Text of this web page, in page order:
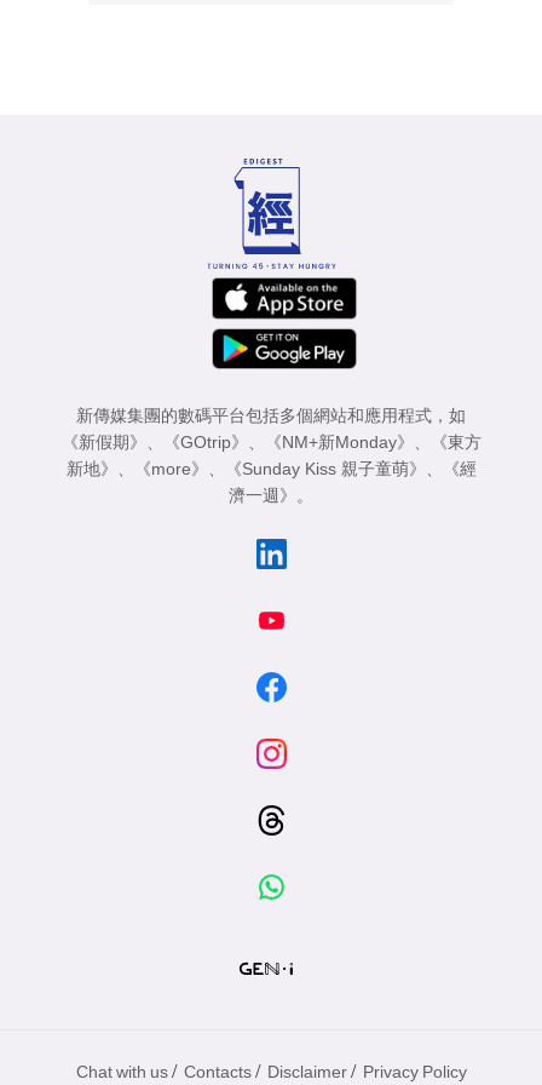
新傳媒集團的數碼平台包括多個網站和應用程式，如
《新假期》
《GOtrip》 《NM+新Monday》
《東方
新地》
《more》 《Sunday Kiss 親子童萌》
《經
濟一週》
。
Chat with us / Contacts / Disclaimer / Privacy Policy